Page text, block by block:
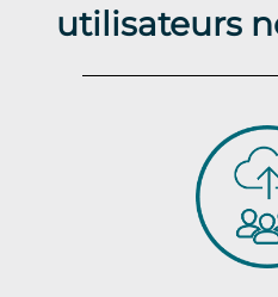
utilisateurs